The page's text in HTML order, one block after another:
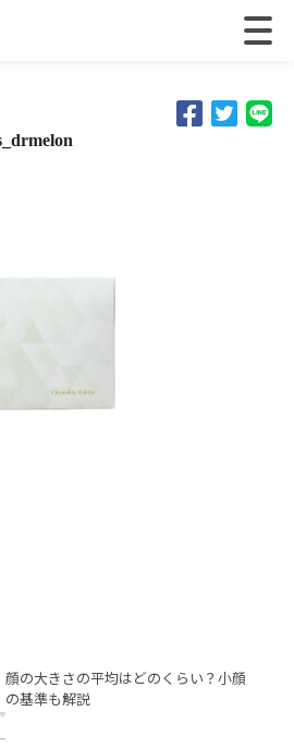
顔の大きさの平均はどのくらい？小顔
の基準も解説